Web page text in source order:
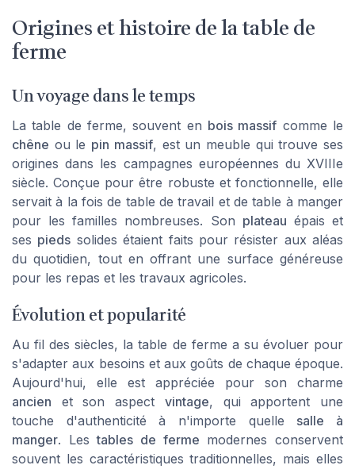
Origines et histoire de la table de
ferme
Un voyage dans le temps
La table de ferme, souvent en bois massif comme le
chêne ou le pin massif, est un meuble qui trouve ses
origines dans les campagnes européennes du XVIIIe
siècle. Conçue pour être robuste et fonctionnelle, elle
servait à la fois de table de travail et de table à manger
pour les familles nombreuses. Son plateau épais et
ses pieds solides étaient faits pour résister aux aléas
du quotidien, tout en offrant une surface généreuse
pour les repas et les travaux agricoles.
Évolution et popularité
Au fil des siècles, la table de ferme a su évoluer pour
s'adapter aux besoins et aux goûts de chaque époque.
Aujourd'hui, elle est appréciée pour son charme
ancien et son aspect vintage, qui apportent une
touche d'authenticité à n'importe quelle salle à
manger. Lestables de ferme modernes conservent
souvent les caractéristiques traditionnelles, mais elles